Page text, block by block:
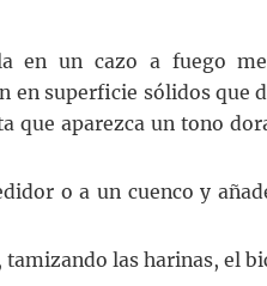
en un cazo a fuego
en superficie sólidos que
que aparezca un tono
o a un cuenco y
tamizando las harinas, el